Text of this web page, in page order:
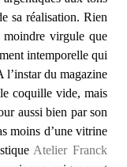
sa réalisation. Rien
moindre virgule que
intemporelle qui
l’instar du magazine
coquille vide, mais
aussi bien par son
moins d’une vitrine
Atelier Franck